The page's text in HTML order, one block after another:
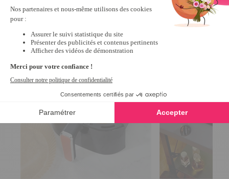
Nous vous recommandons